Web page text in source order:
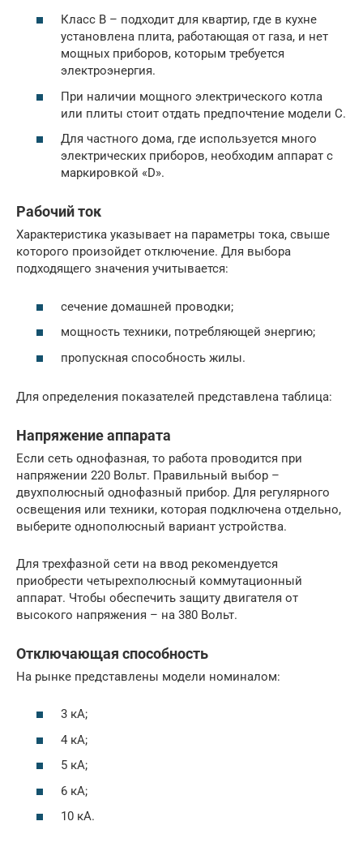
Класс В – подходит для квартир, где в кухне
установлена плита, работающая от газа, и нет
мощных приборов, которым требуется
электроэнергия.
При наличии мощного электрического котла
или плиты стоит отдать предпочтение модели С.
Для частного дома, где используется много
электрических приборов, необходим аппарат с
маркировкой «D».
Рабочий ток
Характеристика указывает на параметры тока, свыше
которого произойдет отключение. Для выбора
подходящего значения учитывается:
сечение домашней проводки;
мощность техники, потребляющей энергию;
пропускная способность жилы.
Для определения показателей представлена таблица:
Напряжение аппарата
Если сеть однофазная, то работа проводится при
напряжении 220 Вольт. Правильный выбор –
двухполюсный однофазный прибор. Для регулярного
освещения или техники, которая подключена отдельно,
выберите однополюсный вариант устройства.
Для трехфазной сети на ввод рекомендуется
приобрести четырехполюсный коммутационный
аппарат. Чтобы обеспечить защиту двигателя от
высокого напряжения – на 380 Вольт.
Отключающая способность
На рынке представлены модели номиналом:
3 кА;
4 кА;
5 кА;
6 кА;
10 кА.